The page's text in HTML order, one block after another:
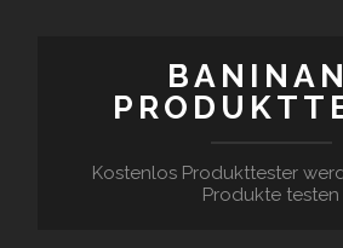
Kostenlos Produkttester
Produkte testen